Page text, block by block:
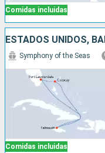
Comidas incluidas
ESTADOS UNIDOS,
Comidas incluidas
Symphony of the Seas